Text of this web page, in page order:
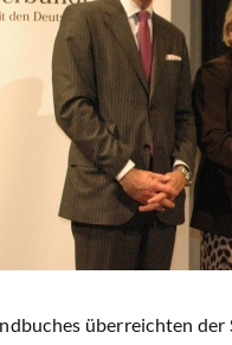
überreichten